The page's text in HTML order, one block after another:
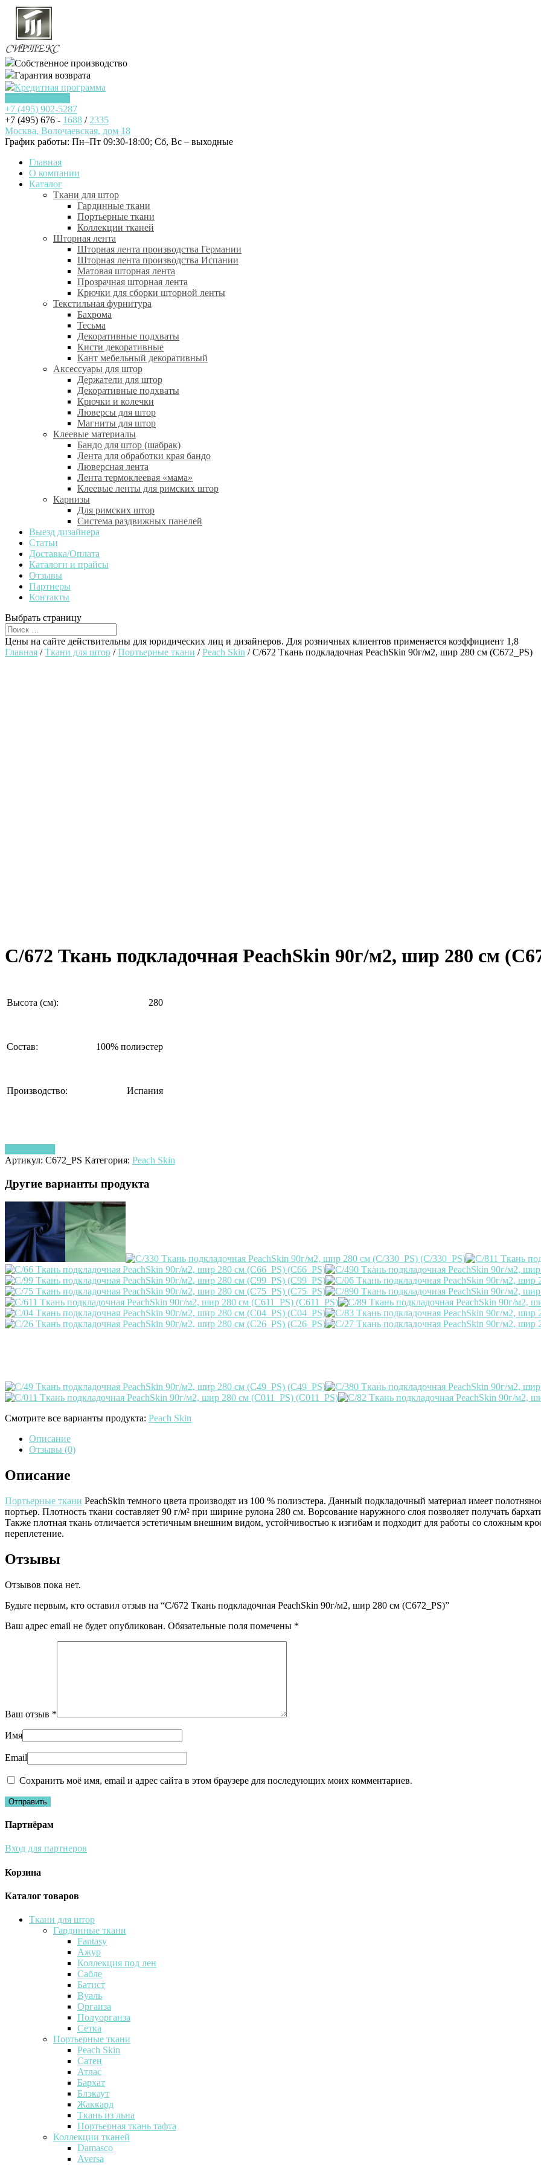
Собственное производство
Гарантия возврата
Кредитная программа
+7 (495) 902-5287
+7 (495) 676 - 1688 / 2335
Москва, Волочаевская, дом 18
График работы: Пн–Пт 09:30-18:00; Cб, Вс – выходные
Главная
О компании
Каталог
Ткани для штор
Гардинные ткани
Портьерные ткани
Коллекции тканей
Шторная лента
Шторная лента производства Германии
Шторная лента производства Испании
Матовая шторная лента
Прозрачная шторная лента
Крючки для сборки шторной ленты
Текстильная фурнитура
Бахрома
Тесьма
Декоративные подхваты
Кисти декоративные
Кант мебельный декоративный
Аксессуары для штор
Держатели для штор
Декоративные подхваты
Крючки и колечки
Люверсы для штор
Магниты для штор
Клеевые материалы
Бандо для штор (шабрак)
Лента для обработки края бандо
Люверсная лента
Лента термоклеевая «мама»
Клеевые ленты для римских штор
Карнизы
Для римских штор
Система раздвижных панелей
Выезд дизайнера
Статьи
Доставка/Оплата
Каталоги и прайсы
Отзывы
Партнеры
Контакты
Выбрать страницу
Цены на сайте действительны для юридических лиц и дизайнеров. Для розничных клиентов применяется коэффициент 1,8
Главная /Ткани для штор /Портьерные ткани /Peach Skin / C/672 Ткань подкладочная PeachSkin 90г/м2, шир 280 см (C672_PS)
C/672 Ткань подкладочная PeachSkin 90г/м2, шир 280 см
Высота (см): 280
Состав: 100% полиэстер
Производство: Испания
Артикул: C672_PS Категория: Peach Skin
Другие варианты продукта
Смотрите все варианты продукта: Peach Skin
Описание
Отзывы (0)
Описание
Портьерные ткани PeachSkin темного цвета производят из 100 % полиэстера. Данный подкладочный материал имеет
портьер. Плотность ткани составляет 90 г/м² при ширине рулона 280 см. Ворсование наружного слоя позволяет получать
Также плотная ткань отличается эстетичным внешним видом, устойчивостью к изгибам и подходит для работы со сложным
переплетение.
Отзывы
Отзывов пока нет.
Будьте первым, кто оставил отзыв на “C/672 Ткань подкладочная PeachSkin 90г/м2, шир 280 см (C672_PS)”
Ваш адрес email не будет опубликован. Обязательные поля помечены *
Ваш отзыв *
Имя
Email
Сохранить моё имя, email и адрес сайта в этом браузере для последующих моих комментариев.
Партнёрам
Вход для партнеров
Корзина
Каталог товаров
Ткани для штор
Гардинные ткани
Fantasy
Ажур
Коллекция под лен
Сабле
Батист
Вуаль
Органза
Полуорганза
Сетка
Портьерные ткани
Peach Skin
Сатен
Атлас
Бархат
Блэкаут
Жаккард
Ткань из льна
Портьерная ткань тафта
Коллекции тканей
Damasco
Aversa